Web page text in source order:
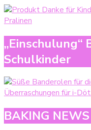
Schulkinder
BAKING NEWS